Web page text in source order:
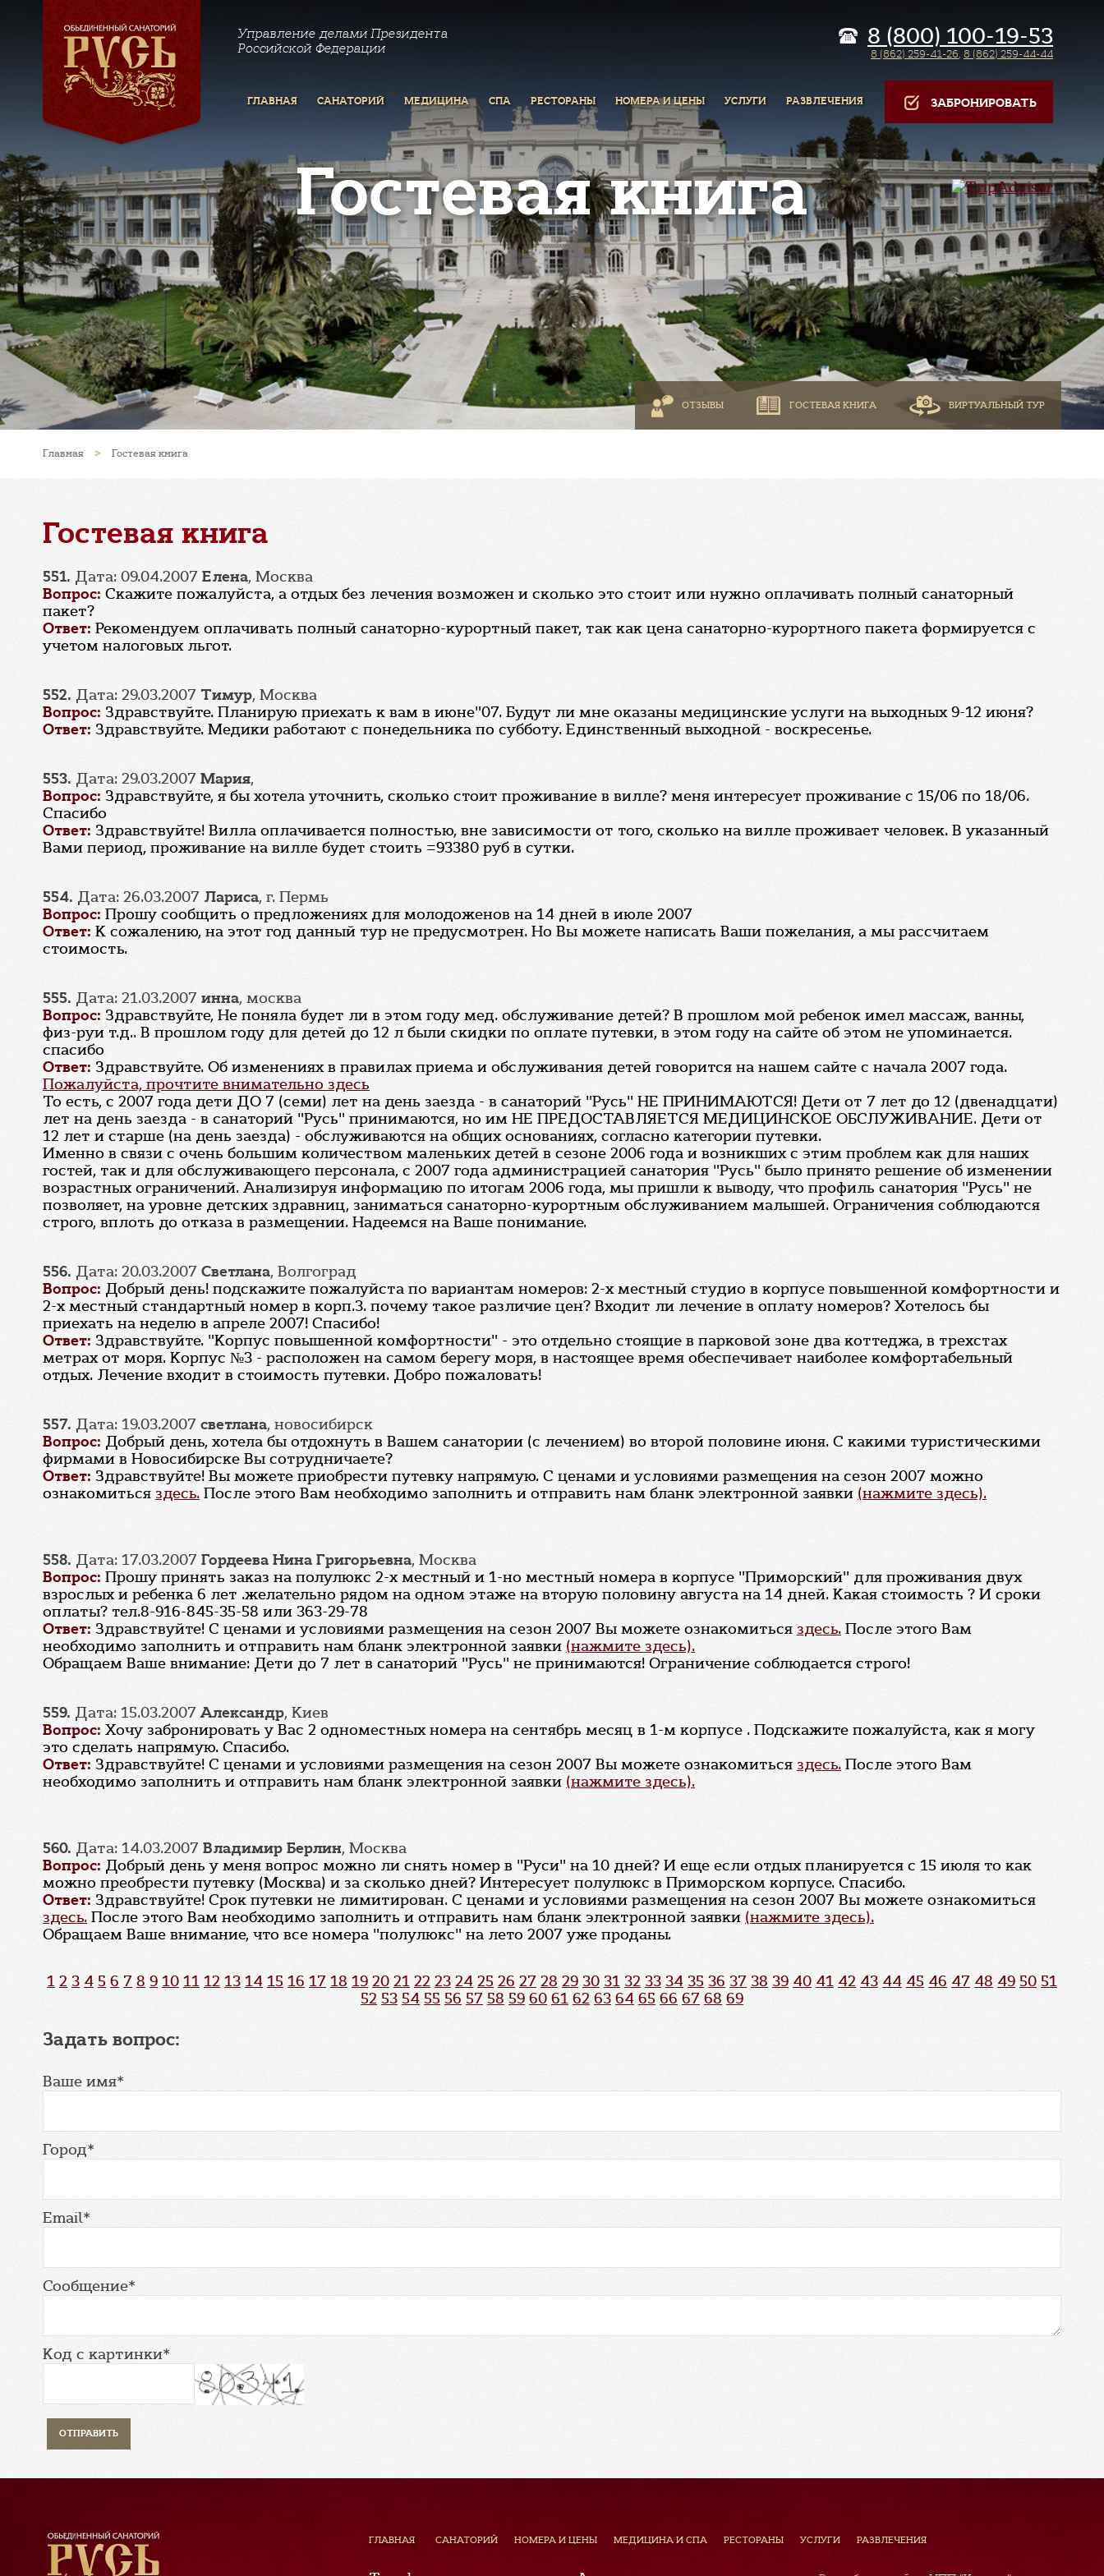
Управление делами Президента
Российской Федерации
8 (800) 100-19-53
8 (862) 259-41-26, 8 (862) 259-44-44
ГЛАВНАЯ САНАТОРИЙ МЕДИЦИНА СПА РЕСТОРАНЫ НОМЕРА И ЦЕНЫ УСЛУГИ РАЗВЛЕЧЕНИЯ ЗАБРОНИРОВАТЬ
Гостевая книга
ОТЗЫВЫ ГОСТЕВАЯ КНИГА ВИРТУАЛЬНЫЙ ТУР
Главная > Гостевая книга
Гостевая книга
551. Дата: 09.04.2007 Елена, Москва
Вопрос: Скажите пожалуйста, а отдых без лечения возможен и сколько это стоит или нужно оплачивать полный санаторный
пакет?
Ответ: Рекомендуем оплачивать полный санаторно-курортный пакет, так как цена санаторно-курортного пакета формируется с
учетом налоговых льгот.
552. Дата: 29.03.2007 Тимур, Москва
Вопрос: Здравствуйте. Планирую приехать к вам в июне"07. Будут ли мне оказаны медицинские услуги на выходных 9-12 июня?
Ответ: Здравствуйте. Медики работают с понедельника по субботу. Единственный выходной - воскресенье.
553. Дата: 29.03.2007 Мария,
Вопрос: Здравствуйте, я бы хотела уточнить, сколько стоит проживание в вилле? меня интересует проживание с 15/06 по 18/06.
Спасибо
Ответ: Здравствуйте! Вилла оплачивается полностью, вне зависимости от того, сколько на вилле проживает человек. В указанный
Вами период, проживание на вилле будет стоить =93380 руб в сутки.
554. Дата: 26.03.2007 Лариса, г. Пермь
Вопрос: Прошу сообщить о предложениях для молодоженов на 14 дней в июле 2007
Ответ: К сожалению, на этот год данный тур не предусмотрен. Но Вы можете написать Ваши пожелания, а мы рассчитаем
стоимость.
555. Дата: 21.03.2007 инна, москва
Вопрос: Здравствуйте, Не поняла будет ли в этом году мед. обслуживание детей? В прошлом мой ребенок имел массаж, ванны,
физ-руи т.д.. В прошлом году для детей до 12 л были скидки по оплате путевки, в этом году на сайте об этом не упоминается.
спасибо
Ответ: Здравствуйте. Об изменениях в правилах приема и обслуживания детей говорится на нашем сайте с начала 2007 года.
Пожалуйста, прочтите внимательно здесь
То есть, с 2007 года дети ДО 7 (семи) лет на день заезда - в санаторий "Русь" НЕ ПРИНИМАЮТСЯ! Дети от 7 лет до 12 (двенадцати)
лет на день заезда - в санаторий "Русь" принимаются, но им НЕ ПРЕДОСТАВЛЯЕТСЯ МЕДИЦИНСКОЕ ОБСЛУЖИВАНИЕ. Дети от
12 лет и старше (на день заезда) - обслуживаются на общих основаниях, согласно категории путевки.
Именно в связи с очень большим количеством маленьких детей в сезоне 2006 года и возникших с этим проблем как для наших
гостей, так и для обслуживающего персонала, с 2007 года администрацией санатория "Русь" было принято решение об изменении
возрастных ограничений. Анализируя информацию по итогам 2006 года, мы пришли к выводу, что профиль санатория "Русь" не
позволяет, на уровне детских здравниц, заниматься санаторно-курортным обслуживанием малышей. Ограничения соблюдаются
строго, вплоть до отказа в размещении. Надеемся на Ваше понимание.
556. Дата: 20.03.2007 Светлана, Волгоград
Вопрос: Добрый день! подскажите пожалуйста по вариантам номеров: 2-х местный студио в корпусе повышенной комфортности и
2-х местный стандартный номер в корп.3. почему такое различие цен? Входит ли лечение в оплату номеров? Хотелось бы
приехать на неделю в апреле 2007! Спасибо!
Ответ: Здравствуйте. "Корпус повышенной комфортности" - это отдельно стоящие в парковой зоне два коттеджа, в трехстах
метрах от моря. Корпус №3 - расположен на самом берегу моря, в настоящее время обеспечивает наиболее комфортабельный
отдых. Лечение входит в стоимость путевки. Добро пожаловать!
557. Дата: 19.03.2007 светлана, новосибирск
Вопрос: Добрый день, хотела бы отдохнуть в Вашем санатории (с лечением) во второй половине июня. С какими туристическими
фирмами в Новосибирске Вы сотрудничаете?
Ответ: Здравствуйте! Вы можете приобрести путевку напрямую. С ценами и условиями размещения на сезон 2007 можно
ознакомиться здесь. После этого Вам необходимо заполнить и отправить нам бланк электронной заявки (нажмите здесь).
558. Дата: 17.03.2007 Гордеева Нина Григорьевна, Москва
Вопрос: Прошу принять заказ на полулюкс 2-х местный и 1-но местный номера в корпусе "Приморский" для проживания двух
взрослых и ребенка 6 лет .желательно рядом на одном этаже на вторую половину августа на 14 дней. Какая стоимость ? И сроки
оплаты? тел.8-916-845-35-58 или 363-29-78
Ответ: Здравствуйте! С ценами и условиями размещения на сезон 2007 Вы можете ознакомиться здесь. После этого Вам
необходимо заполнить и отправить нам бланк электронной заявки (нажмите здесь).
Обращаем Ваше внимание: Дети до 7 лет в санаторий "Русь" не принимаются! Ограничение соблюдается строго!
559. Дата: 15.03.2007Александр, Киев
Вопрос: Хочу забронировать у Вас 2 одноместных номера на сентябрь месяц в 1-м корпусе . Подскажите пожалуйста, как я могу
это сделать напрямую. Спасибо.
Ответ: Здравствуйте! С ценами и условиями размещения на сезон 2007 Вы можете ознакомиться здесь. После этого Вам
необходимо заполнить и отправить нам бланк электронной заявки (нажмите здесь).
560. Дата: 14.03.2007 Владимир Берлин, Москва
Вопрос: Добрый день у меня вопрос можно ли снять номер в "Руси" на 10 дней? И еще если отдых планируется с 15 июля то как
можно преобрести путевку (Москва) и за сколько дней? Интересует полулюкс в Приморском корпусе. Спасибо.
Ответ: Здравствуйте! Срок путевки не лимитирован. С ценами и условиями размещения на сезон 2007 Вы можете ознакомиться
здесь. После этого Вам необходимо заполнить и отправить нам бланк электронной заявки (нажмите здесь).
Обращаем Ваше внимание, что все номера "полулюкс" на лето 2007 уже проданы.
1 2 3 4 5 6 7 8 9 10 11 12 13 14 15 16 17 18 19 20 21 22 23 24 25 26 27 28 29 30 31 32 33 34 35 36 37 38 39 40 41 42 43 44 45 46 47 48 49 50 51
52 53 54 55 56 57 58 59 60 61 62 63 64 65 66 67 68 69
Задать вопрос:
Ваше имя*
Город*
Email*
Сообщение*
Код с картинки*
ГЛАВНАЯ САНАТОРИЙ НОМЕРА И ЦЕНЫ МЕДИЦИНА И СПА РЕСТОРАНЫ УСЛУГИ РАЗВЛЕЧЕНИЯ